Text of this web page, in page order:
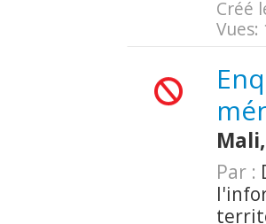
Créé
Vues:
Par :